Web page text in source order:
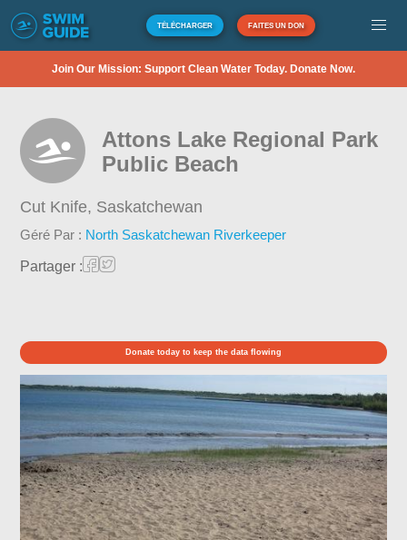
TÉLÉCHARGER FAITES UN DON
Join Our Mission: Support Clean Water Today. Donate Now.
Attons Lake Regional Park
Public Beach
Cut Knife, Saskatchewan
Géré Par : North Saskatchewan Riverkeeper
Partager :
Donate today to keep the data flowing